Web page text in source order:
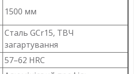
1500 мм
Сталь GCr15, ТВЧ
загартування
57–62 HRC